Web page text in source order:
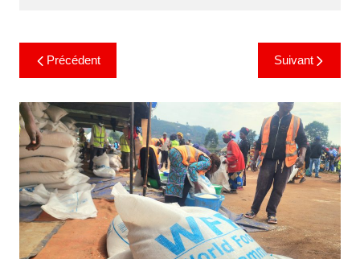
Précédent Suivant